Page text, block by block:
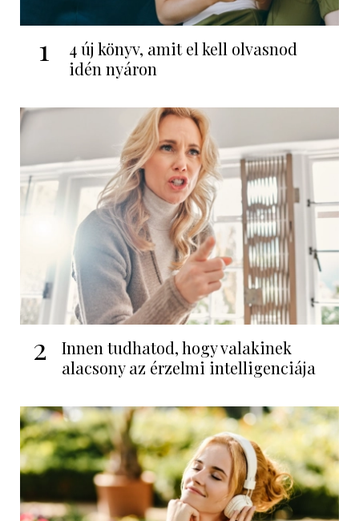
1
4 új könyv, amit el kell olvasnod
idén nyáron
2
Innen tudhatod, hogy valakinek
alacsony az érzelmi intelligenciája